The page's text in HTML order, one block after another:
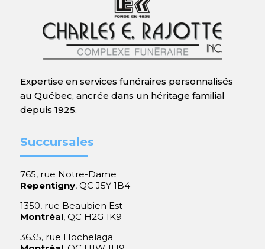
Expertise en services funéraires personnalisés
au Québec, ancrée dans un héritage familial
depuis 1925.
Succursales
765, rue Notre-Dame
Repentigny, QC J5Y 1B4
1350, rue Beaubien Est
Montréal, QC H2G 1K9
3635, rue Hochelaga